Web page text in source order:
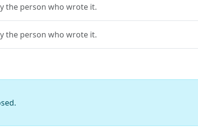
the person who wrote it.
the person who wrote it.